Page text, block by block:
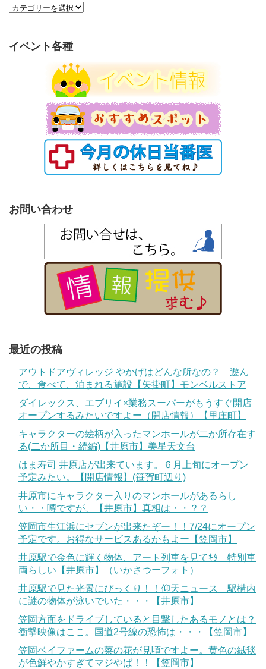
カ
リ
イベント各種
お問い合わせ
最近の投稿
アウトドアヴィレッジ やかげはどんな所なの？ 遊ん
で、食べて、泊まれる施設【矢掛町】モンベルストア
ダイレックス、エブリイ×業務スーパーがもうすぐ開店
オープンするみたいですよー（開店情報）【里庄町】
キャラクターの絵柄が入ったマンホールが二か所存在す
る(二か所目・続編)【井原市】美星天文台
はま寿司 井原店が出来ています。６月上旬にオープン
予定みたい。【開店情報】(笹賀町辺り)
井原市にキャラクター入りのマンホールがあるらし
い・・噂ですが、【井原市】真相は・・？？
笠岡市生江浜にセブンが出来たぞー！！7/24にオープン
予定です。お得なサービスあるかもよー【笠岡市】
井原駅で金色に輝く物体、アート列車を見てｷﾀ 特別車
両らしい【井原市】（いかさつーフォト）
井原駅で見た光景にびっくり！！仰天ニュース 駅構内
に謎の物体が泳いでいた・・・【井原市】
笠岡方面をドライブしていると目撃したあるモノとは？
衝撃映像はここ。国道2号線の恐怖は・・・【笠岡市】
笠岡ベイファームの菜の花が見頃ですよー。黄色の絨毯
が色鮮やかすぎてマジやば！！【笠岡市】